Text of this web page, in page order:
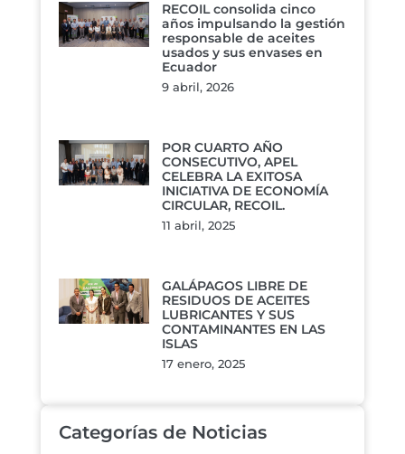
RECOIL consolida cinco
años impulsando la gestión
responsable de aceites
usados y sus envases en
Ecuador
9 abril, 2026
POR CUARTO AÑO
CONSECUTIVO, APEL
CELEBRA LA EXITOSA
INICIATIVA DE ECONOMÍA
CIRCULAR, RECOIL.
11 abril, 2025
GALÁPAGOS LIBRE DE
RESIDUOS DE ACEITES
LUBRICANTES Y SUS
CONTAMINANTES EN LAS
ISLAS
17 enero, 2025
Categorías de Noticias